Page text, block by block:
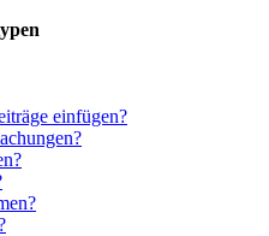
einfügen?